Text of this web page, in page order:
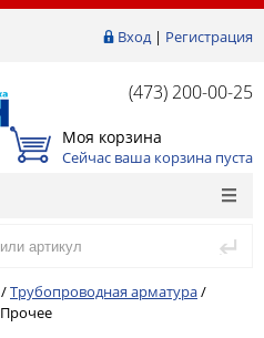
Вход| Регистрация
(473) 200-00-25
Моя корзина
Сейчас ваша корзина пуста
/Трубопроводная арматура/
Прочее